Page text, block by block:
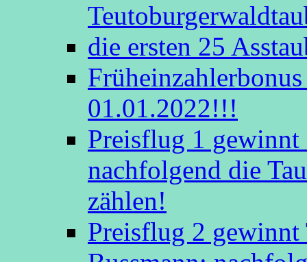
die ersten 25
01.01.2022!!!
Preisflug 1 gewinnt
nachfolgend die
zählen!
Preisflug 2 gewinnt